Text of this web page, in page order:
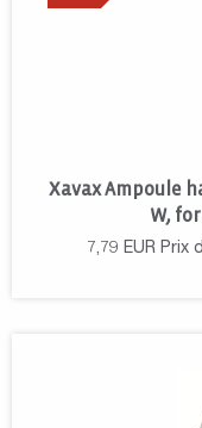
Xavax Ampoule
W,
7,79 EUR Prix